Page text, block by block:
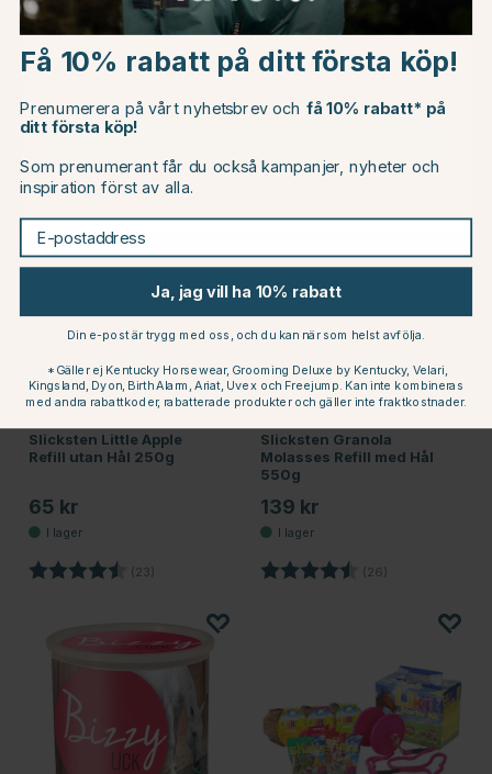
LIKIT
Slicksten Mango Refill
med Hål 650g
LIKIT
Stallboll Granola Mixed
Berry 1,6kg
Slicksten Little Apple
Refill utan Hål 250g
65 kr
Betyg: (23) 4.6 utav 5 stjärnor
Slicksten Granola
Molasses Refill med Hål
550g
139 kr
Betyg: (26)
EU
Få 10% rabatt på ditt första köp!
Prenumerera på vårt nyhetsbrev och få 10% rabatt* på
ditt första köp!
Som prenumerant får du också kampanjer, nyheter och
inspiration först av alla.
E-postaddress
Ja, jag vill ha 10% rabatt
Din e-post är trygg med oss, och du kan när som helst avfölja.
*Gäller ej Kentucky Horsewear, Grooming Deluxe by Kentucky, Velari,
Kingsland, Dyon, Birth Alarm, Ariat, Uvex och Freejump. Kan inte kombineras
med andra rabattkoder, rabatterade produkter och gäller inte fraktkostnader.